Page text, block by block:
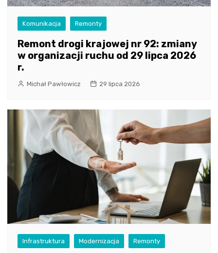
Komunikacja Remonty
Remont drogi krajowej nr 92: zmiany
w organizacji ruchu od 29 lipca 2026
r.
Michał Pawłowicz 29 lipca 2026
Infrastruktura Modernizacja Remonty